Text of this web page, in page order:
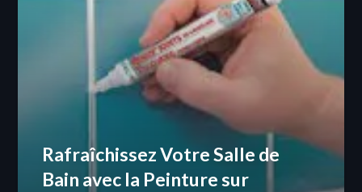
Rafraîchissez Votre Salle de
Bain avec la Peinture sur